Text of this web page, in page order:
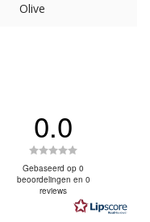
Olive
uit 5 sterren
uit 5 sterren
uit 5 sterren
5 sterren
uit 5 sterren
0.0
0.0
uit
5
Gebaseerd op 0
beoordelingen en 0
reviews